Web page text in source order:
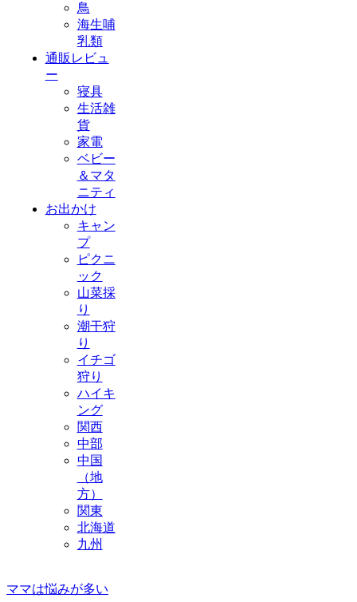
鳥
海生哺
乳類
通販レビュ
ー
寝具
生活雑
貨
家電
ベビー
＆マタ
ニティ
お出かけ
キャン
プ
ピクニ
ック
山菜採
り
潮干狩
り
イチゴ
狩り
ハイキ
ング
関西
中部
中国
（地
方）
関東
北海道
九州
ママは悩みが多い